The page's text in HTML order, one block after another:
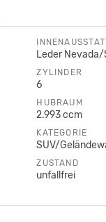
Leder
ZYLINDER
6
HUBRAUM
2.993 ccm
KATEGORIE
SUV/
ZUSTAND
unfallfrei